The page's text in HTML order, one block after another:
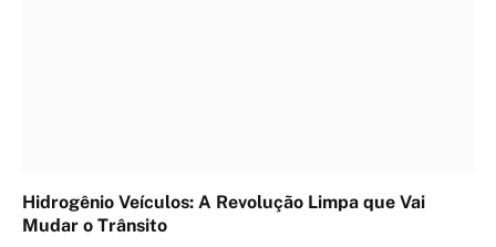
Hidrogênio Veículos: A Revolução Limpa que Vai
Mudar o Trânsito